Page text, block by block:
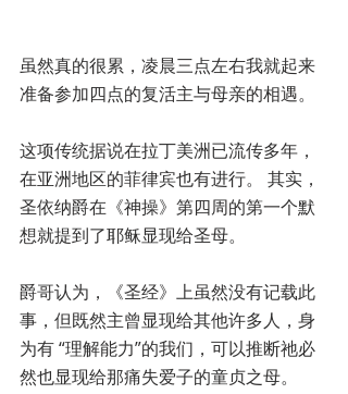
虽然真的很累，凌晨三点左右我就起来
准备参加四点的复活主与母亲的相遇。
这项传统据说在拉丁美洲已流传多年，
在亚洲地区的菲律宾也有进行。 其实，
圣依纳爵在《神操》第四周的第一个默
想就提到了耶稣显现给圣母。
爵哥认为，《圣经》上虽然没有记载此
事，但既然主曾显现给其他许多人，身
为有 “理解能力”的我们，可以推断祂必
然也显现给那痛失爱子的童贞之母。